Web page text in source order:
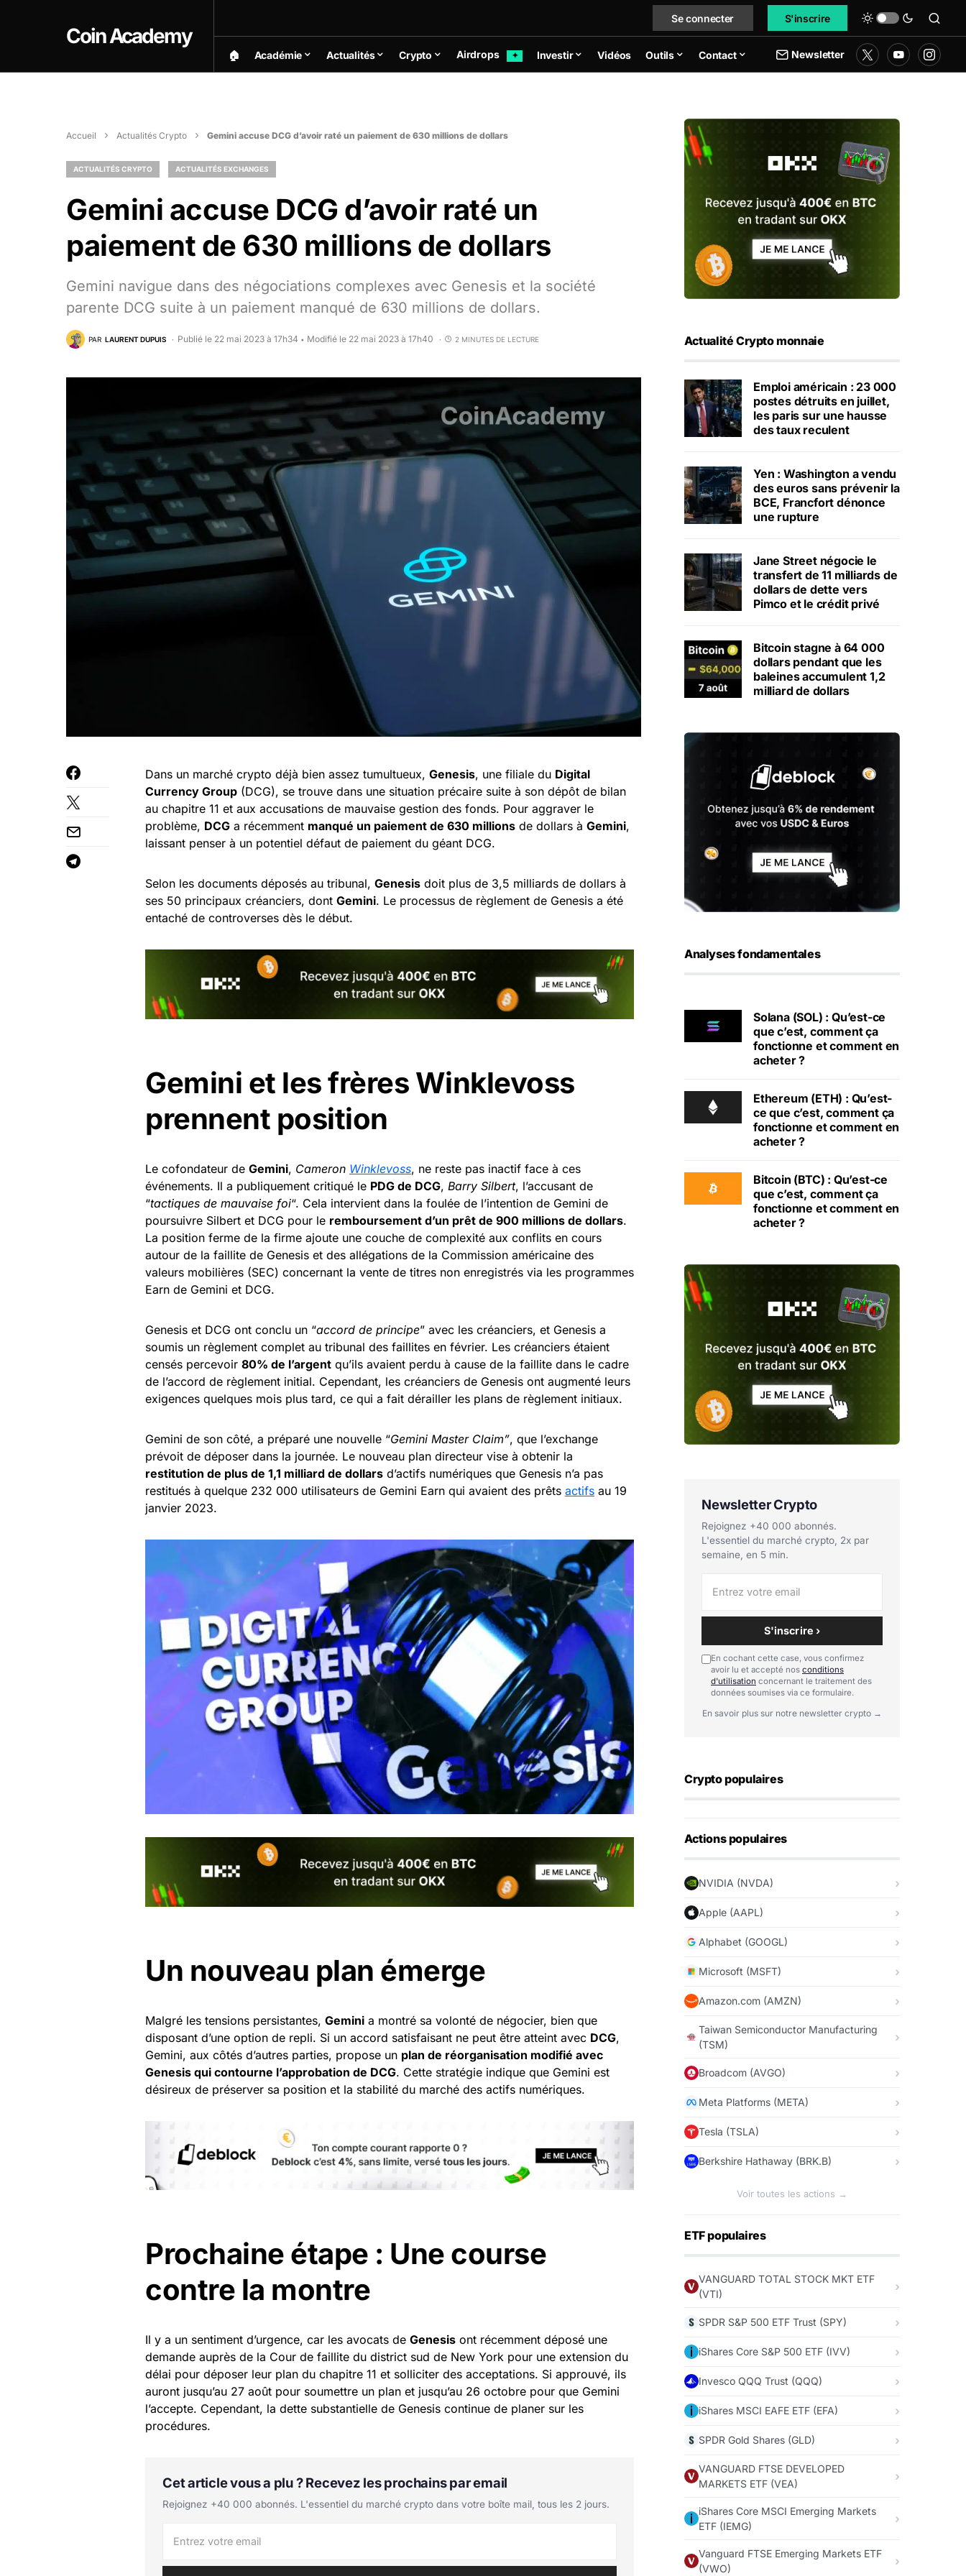
Coin Academy
Se connecter S'inscrire
🏠︎ Académie Actualités Crypto Airdrops ✦ Investir Vidéos Outils Contact Newsletter
Accueil Actualités Crypto Gemini accuse DCG d’avoir raté un paiement de 630 millions de dollars
ACTUALITÉS CRYPTO ACTUALITÉS EXCHANGES
Gemini accuse DCG d’avoir raté un
paiement de 630 millions de dollars
Gemini navigue dans des négociations complexes avec Genesis et la société
parente DCG suite à un paiement manqué de 630 millions de dollars.
PAR LAURENT DUPUIS Publié le 22 mai 2023 à 17h34 • Modifié le 22 mai 2023 à 17h40 2 MINUTES DE LECTURE
Dans un marché crypto déjà bien assez tumultueux, Genesis, une filiale du Digital
Currency Group (DCG), se trouve dans une situation précaire suite à son dépôt de bilan
au chapitre 11 et aux accusations de mauvaise gestion des fonds. Pour aggraver le
problème, DCG a récemment manqué un paiement de 630 millions de dollars à Gemini,
laissant penser à un potentiel défaut de paiement du géant DCG.
Selon les documents déposés au tribunal, Genesis doit plus de 3,5 milliards de dollars à
ses 50 principaux créanciers, dont Gemini. Le processus de règlement de Genesis a été
entaché de controverses dès le début.
Gemini et les frères Winklevoss
prennent position
Le cofondateur de Gemini, Cameron Winklevoss, ne reste pas inactif face à ces
événements. Il a publiquement critiqué le PDG de DCG, Barry Silbert, l’accusant de
“tactiques de mauvaise foi“. Cela intervient dans la foulée de l’intention de Gemini de
poursuivre Silbert et DCG pour le remboursement d’un prêt de 900 millions de dollars.
La position ferme de la firme ajoute une couche de complexité aux conflits en cours
autour de la faillite de Genesis et des allégations de la Commission américaine des
valeurs mobilières (SEC) concernant la vente de titres non enregistrés via les programmes
Earn de Gemini et DCG.
Genesis et DCG ont conclu un “accord de principe” avec les créanciers, et Genesis a
soumis un règlement complet au tribunal des faillites en février. Les créanciers étaient
censés percevoir 80% de l’argent qu’ils avaient perdu à cause de la faillite dans le cadre
de l’accord de règlement initial. Cependant, les créanciers de Genesis ont augmenté leurs
exigences quelques mois plus tard, ce qui a fait dérailler les plans de règlement initiaux.
Gemini de son côté, a préparé une nouvelle “Gemini Master Claim”, que l’exchange
prévoit de déposer dans la journée. Le nouveau plan directeur vise à obtenir la
restitution de plus de 1,1 milliard de dollars d’actifs numériques que Genesis n’a pas
restitués à quelque 232 000 utilisateurs de Gemini Earn qui avaient des prêts actifs au 19
janvier 2023.
Un nouveau plan émerge
Malgré les tensions persistantes, Gemini a montré sa volonté de négocier, bien que
disposant d’une option de repli. Si un accord satisfaisant ne peut être atteint avec DCG,
Gemini, aux côtés d’autres parties, propose un plan de réorganisation modifié avec
Genesis qui contourne l’approbation de DCG. Cette stratégie indique que Gemini est
désireux de préserver sa position et la stabilité du marché des actifs numériques.
Prochaine étape : Une course
contre la montre
Il y a un sentiment d’urgence, car les avocats de Genesis ont récemment déposé une
demande auprès de la Cour de faillite du district sud de New York pour une extension du
délai pour déposer leur plan du chapitre 11 et solliciter des acceptations. Si approuvé, ils
auront jusqu’au 27 août pour soumettre un plan et jusqu’au 26 octobre pour que Gemini
l’accepte. Cependant, la dette substantielle de Genesis continue de planer sur les
procédures.
Cet article vous a plu ? Recevez les prochains par email
Rejoignez +40 000 abonnés. L'essentiel du marché crypto dans votre boîte mail, tous les 2 jours.
Actualité Crypto monnaie
Emploi américain : 23 000
postes détruits en juillet,
les paris sur une hausse
des taux reculent
Yen : Washington a vendu
des euros sans prévenir la
BCE, Francfort dénonce
une rupture
Jane Street négocie le
transfert de 11 milliards de
dollars de dette vers
Pimco et le crédit privé
Bitcoin stagne à 64 000
dollars pendant que les
baleines accumulent 1,2
milliard de dollars
Analyses fondamentales
Solana (SOL) : Qu’est-ce
que c’est, comment ça
fonctionne et comment en
acheter ?
Ethereum (ETH) : Qu’est-
ce que c’est, comment ça
fonctionne et comment en
acheter ?
Bitcoin (BTC) : Qu’est-ce
que c’est, comment ça
fonctionne et comment en
acheter ?
Newsletter Crypto
Rejoignez +40 000 abonnés.
L'essentiel du marché crypto, 2x par
semaine, en 5 min.
S'inscrire ›
En cochant cette case, vous confirmez
avoir lu et accepté nos conditions
d'utilisation concernant le traitement des
données soumises via ce formulaire.
En savoir plus sur notre newsletter crypto →
Crypto populaires
Actions populaires
NVIDIA (NVDA)
Apple (AAPL)
Alphabet (GOOGL)
Microsoft (MSFT)
Amazon.com (AMZN)
Taiwan Semiconductor Manufacturing
(TSM)
Broadcom (AVGO)
Meta Platforms (META)
Tesla (TSLA)
Berkshire Hathaway (BRK.B)
Voir toutes les actions →
ETF populaires
VANGUARD TOTAL STOCK MKT ETF
(VTI)
SPDR S&P 500 ETF Trust (SPY)
iShares Core S&P 500 ETF (IVV)
Invesco QQQ Trust (QQQ)
iShares MSCI EAFE ETF (EFA)
SPDR Gold Shares (GLD)
VANGUARD FTSE DEVELOPED
MARKETS ETF (VEA)
iShares Core MSCI Emerging Markets
ETF (IEMG)
Vanguard FTSE Emerging Markets ETF
(VWO)